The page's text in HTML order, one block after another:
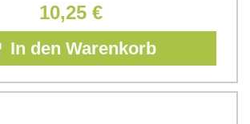
10,25 €
In den Warenkorb